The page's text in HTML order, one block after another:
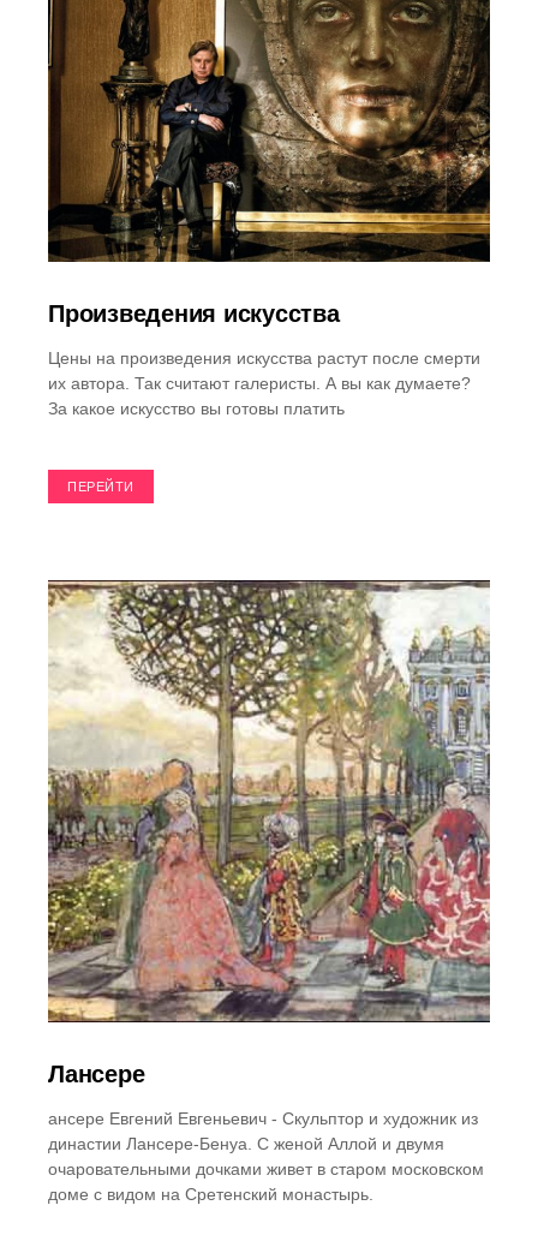
Произведения искусства
Цены на произведения искусства растут после смерти
их автора. Так считают галеристы. А вы как думаете?
За какое искусство вы готовы платить
ПЕРЕЙТИ
Лансере
ансере Евгений Евгеньевич - Скульптор и художник из
династии Лансере-Бенуа. С женой Аллой и двумя
очаровательными дочками живет в старом московском
доме с видом на Сретенский монастырь.